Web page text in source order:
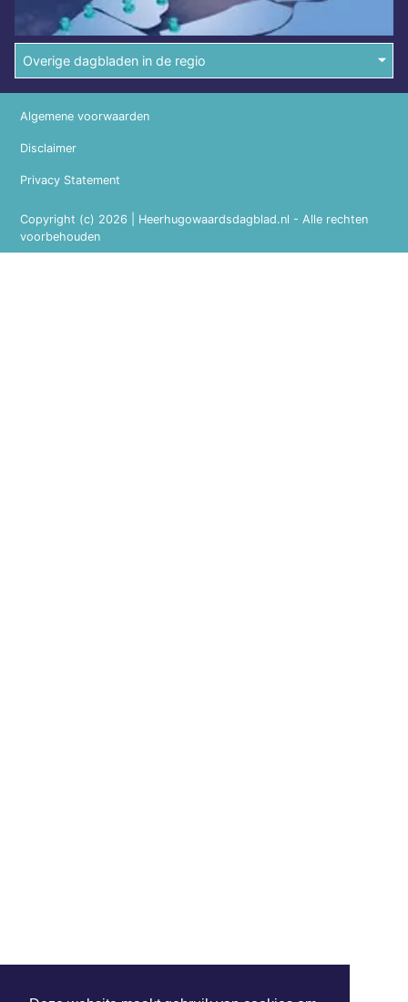
Overige dagbladen in de regio
Copyright (c) 2026 | Heerhugowaardsdagblad.nl - Alle rechten
voorbehouden
Algemene voorwaarden
Disclaimer
Privacy Statement